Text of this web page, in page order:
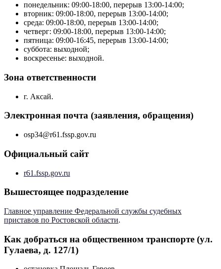
понедельник: 09:00-18:00, перерыв 13:00-14:00;
вторник: 09:00-18:00, перерыв 13:00-14:00;
среда: 09:00-18:00, перерыв 13:00-14:00;
четверг: 09:00-18:00, перерыв 13:00-14:00;
пятница: 09:00-16:45, перерыв 13:00-14:00;
суббота: выходной;
воскресенье: выходной.
Зона ответственности
г. Аксай.
Электронная почта (заявления, обращения)
osp34@r61.fssp.gov.ru
Официальный сайт
r61.fssp.gov.ru
Вышестоящее подразделение
Главное управление Федеральной службы судебных
приставов по Ростовской области.
Как добраться на общественном транспорте (ул.
Гулаева, д. 127/1)